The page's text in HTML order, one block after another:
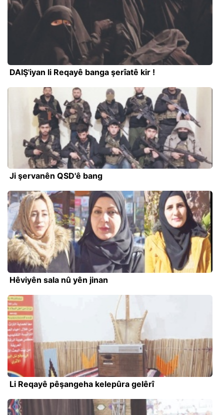
DAIŞ'iyan li Reqayê banga şerîatê kir !
Ji şervanên QSD'ê bang
Hêviyên sala nû yên jinan
Li Reqayê pêşangeha kelepûra gelêrî